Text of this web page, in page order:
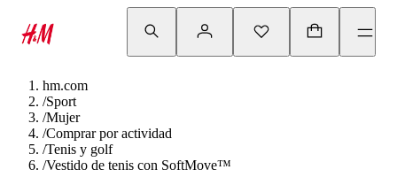
hm.com
/Sport
/Mujer
/Comprar por actividad
/Tenis y golf
/Vestido de tenis con SoftMove™